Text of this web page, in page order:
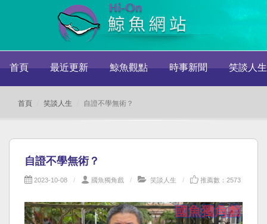
首頁 最近更新 鯨魚觀點 時事新聞 笑談人生
首頁 笑談人生 自證不學無術？
自證不學無術？
2023-10-08 國魚獨角戲 笑談人生 推薦數：2573